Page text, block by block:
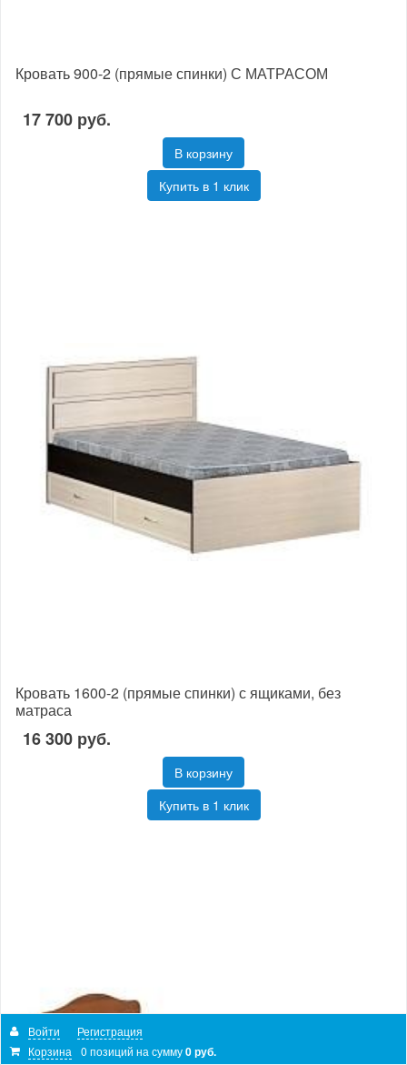
Кровать 900-2 (прямые спинки) С МАТРАСОМ
17 700 руб.
В корзину
Купить в 1 клик
Кровать 1600-2 (прямые спинки) с ящиками, без
матраса
16 300 руб.
В корзину
Купить в 1 клик
Войти
Регистрация
Корзина
0 позиций на сумму0 руб.